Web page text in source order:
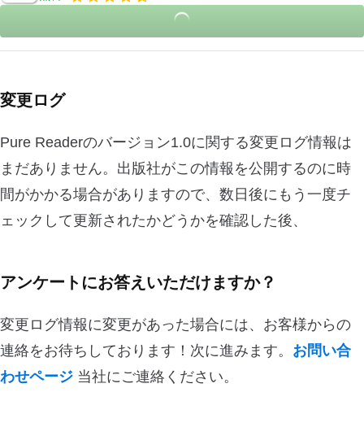
変更ログ
Pure Readerのバージョン1.0に関する変更ログ情報は
まだありません。出版社がこの情報を公開するのに時
間がかかる場合がありますので、数日後にもう一度チ
ェックして更新されたかどうかを確認した後、
アンケートにお答えいただけますか？
変更ログ情報に変更があった場合には、お客様からの
連絡をお待ちしております！次に進みます。 お問い合
わせページ 当社にご連絡ください。